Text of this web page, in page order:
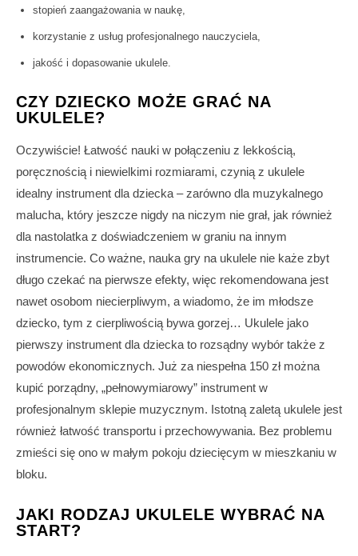
stopień zaangażowania w naukę,
korzystanie z usług profesjonalnego nauczyciela,
jakość i dopasowanie ukulele.
CZY DZIECKO MOŻE GRAĆ NA
UKULELE?
Oczywiście! Łatwość nauki w połączeniu z lekkością,
poręcznością i niewielkimi rozmiarami, czynią z ukulele
idealny instrument dla dziecka – zarówno dla muzykalnego
malucha, który jeszcze nigdy na niczym nie grał, jak również
dla nastolatka z doświadczeniem w graniu na innym
instrumencie. Co ważne, nauka gry na ukulele nie każe zbyt
długo czekać na pierwsze efekty, więc rekomendowana jest
nawet osobom niecierpliwym, a wiadomo, że im młodsze
dziecko, tym z cierpliwością bywa gorzej… Ukulele jako
pierwszy instrument dla dziecka to rozsądny wybór także z
powodów ekonomicznych. Już za niespełna 150 zł można
kupić porządny, „pełnowymiarowy” instrument w
profesjonalnym sklepie muzycznym. Istotną zaletą ukulele jest
również łatwość transportu i przechowywania. Bez problemu
zmieści się ono w małym pokoju dziecięcym w mieszkaniu w
bloku.
JAKI RODZAJ UKULELE WYBRAĆ NA
START?